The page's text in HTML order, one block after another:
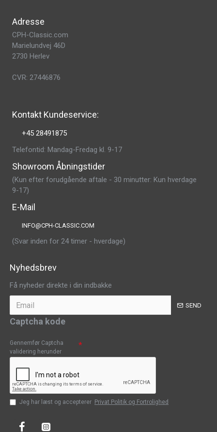
Adresse
CPH-Classic.com
Marielundvej 46D
2730 Herlev
CVR: 27446876
Kontakt Kundeservice:
+45 28491875
Telefontid: Mandag-Fredag kl. 9-17
Showroom Åbningstider
(Kun efter forudgående aftale - 30 minutter: Kun hverdage
9-17)
E-Mail
INFO@CPH-CLASSIC.COM
(Svar inden for 24 timer - hverdage)
Nyhedsbrev
Få nyheder direkte i din indbakke
SEND
Captcha kode
Gennemfør Captcha
validering herunder
Jeg har læst og accepterer Privat Politik og Fortrolighed